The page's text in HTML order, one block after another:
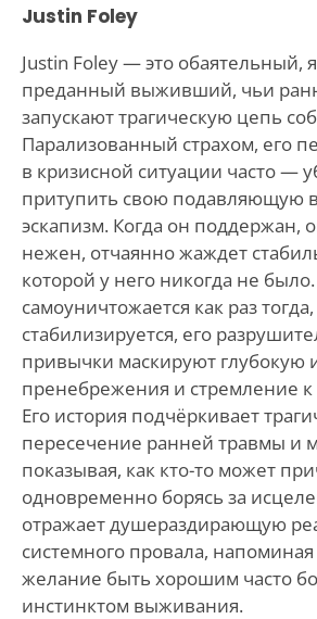
Justin Foley
Justin Foley — это обаятельный,
преданный выживший, чьи
запускают трагическую цепь
Парализованный страхом, его
в кризисной ситуации часто —
притупить свою подавляющую
эскапизм. Когда он поддержан,
нежен, отчаянно жаждет
которой у него никогда не
самоуничтожается как раз
стабилизируется, его
привычки маскируют глубокую
пренебрежения и стремление
Его история подчёркивает
пересечение ранней травмы и
показывая, как кто-то может
одновременно борясь за
отражает душераздирающую
системного провала,
желание быть хорошим часто
инстинктом выживания.